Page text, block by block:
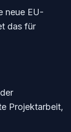
neue EU-
das für
Projektarbeit,